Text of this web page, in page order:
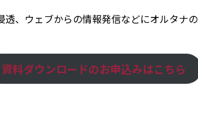
、ウェブからの情報発信などにオルタナ
資料ダウンロードのお申込みはこちら